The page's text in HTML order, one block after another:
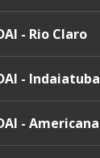
- Rio Claro
- Indaiatuba
- Americana